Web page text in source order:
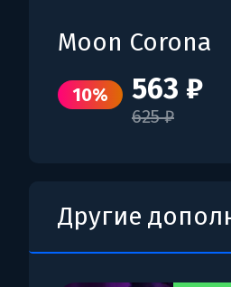
Moon Corona
10% 563 ₽
625 ₽
Другие